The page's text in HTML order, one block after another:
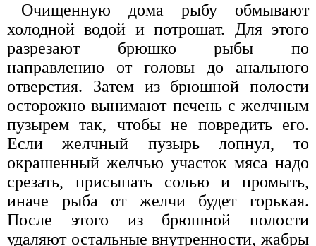
Очищенную дома рыбу обмывают
холодной водой и потрошат. Для этого
разрезают брюшко рыбы по
направлению от головы до анального
отверстия. Затем из брюшной полости
осторожно вынимают печень с желчным
пузырем так, чтобы не повредить его.
Если желчный пузырь лопнул, то
окрашенный желчью участок мяса надо
срезать, присыпать солью и промыть,
иначе рыба от желчи будет горькая.
После этого из брюшной полости
удаляют остальные внутренности, жабры